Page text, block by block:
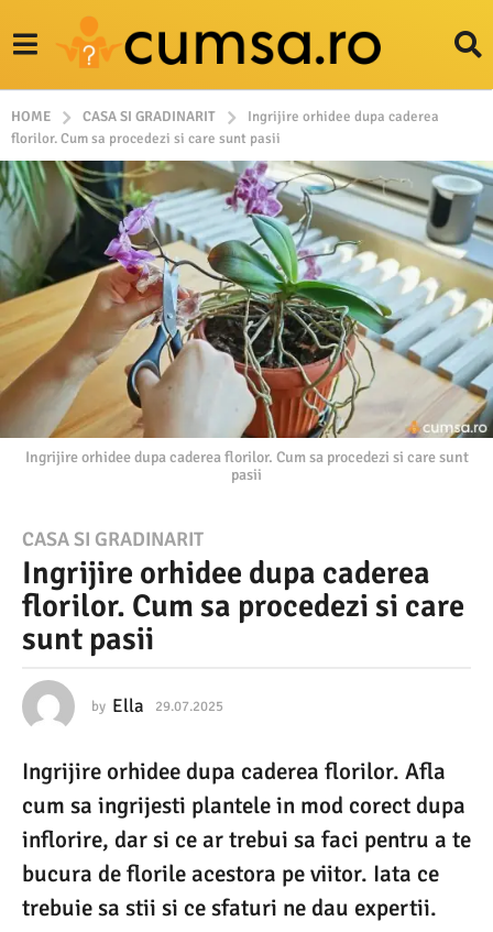
HOME CASA SI GRADINARIT
Ingrijire orhidee dupa caderea
florilor. Cum sa procedezi si care sunt pasii
Ingrijire orhidee dupa caderea florilor. Cum sa procedezi si care sunt
pasii
2
.
0
.
0
2
5
2
9
CASA SI GRADINARIT
Ingrijire orhidee dupa caderea
florilor. Cum sa procedezi si care
sunt pasii
by Ella 29.07.2025
0
.
2
2
5
Ingrijire orhidee dupa caderea florilor. Afla
cum sa ingrijesti plantele in mod corect dupa
inflorire, dar si ce ar trebui sa faci pentru a te
bucura de florile acestora pe viitor. Iata ce
trebuie sa stii si ce sfaturi ne dau expertii.